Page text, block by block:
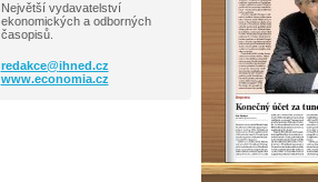
Největší vydavatelství
ekonomických a odborných
časopisů.
redakce@ihned.cz
www.economia.cz